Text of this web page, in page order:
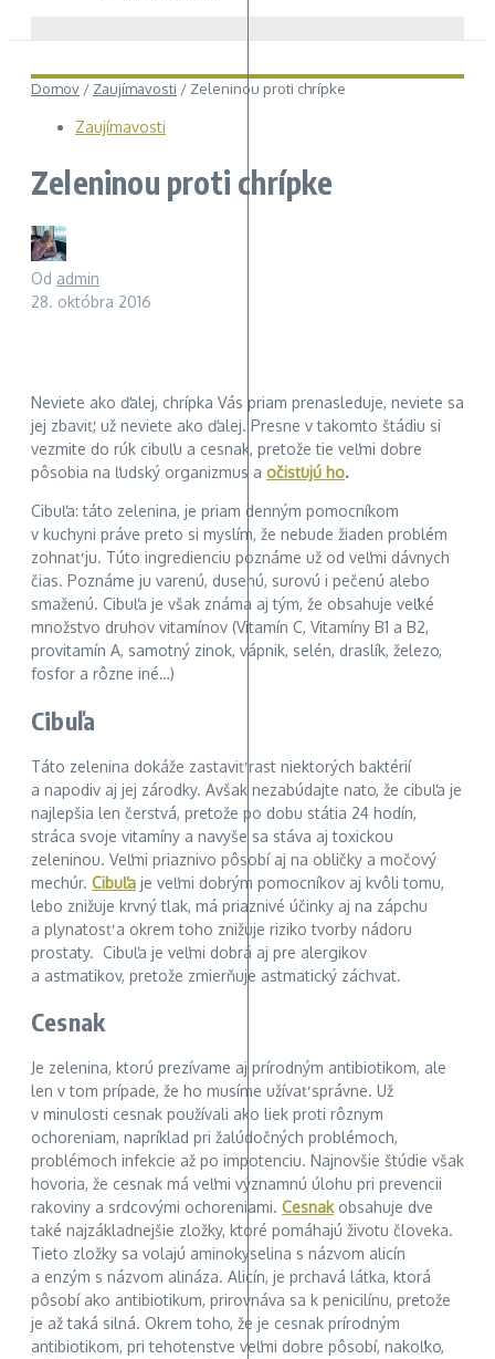
Domov / Zaujímavosti / Zeleninou proti chrípke
Zaujímavosti
Zeleninou proti chrípke
Od admin
28. októbra 2016
Neviete ako ďalej, chrípka Vás priam prenasleduje, neviete sa
jej zbaviť, už neviete ako ďalej. Presne v takomto štádiu si
vezmite do rúk cibuľu a cesnak, pretože tie veľmi dobre
pôsobia na ľudský organizmus a očisťujú ho.
Cibuľa: táto zelenina, je priam denným pomocníkom
v kuchyni práve preto si myslím, že nebude žiaden problém
zohnať ju. Túto ingredienciu poznáme už od veľmi dávnych
čias. Poznáme ju varenú, dusenú, surovú i pečenú alebo
smaženú. Cibuľa je však známa aj tým, že obsahuje veľké
množstvo druhov vitamínov (Vitamín C, Vitamíny B1 a B2,
provitamín A, samotný zinok, vápnik, selén, draslík, železo,
fosfor a rôzne iné…)
Cibuľa
Táto zelenina dokáže zastaviť rast niektorých baktérií
a napodiv aj jej zárodky. Avšak nezabúdajte nato, že cibuľa je
najlepšia len čerstvá, pretože po dobu státia 24 hodín,
stráca svoje vitamíny a navyše sa stáva aj toxickou
zeleninou. Veľmi priaznivo pôsobí aj na obličky a močový
mechúr. Cibuľa je veľmi dobrým pomocníkov aj kvôli tomu,
lebo znižuje krvný tlak, má priaznivé účinky aj na zápchu
a plynatosť a okrem toho znižuje riziko tvorby nádoru
prostaty. Cibuľa je veľmi dobrá aj pre alergikov
a astmatikov, pretože zmierňuje astmatický záchvat.
Cesnak
Je zelenina, ktorú prezívame aj prírodným antibiotikom, ale
len v tom prípade, že ho musíme užívať správne. Už
v minulosti cesnak používali ako liek proti rôznym
ochoreniam, napríklad pri žalúdočných problémoch,
problémoch infekcie až po impotenciu. Najnovšie štúdie však
hovoria, že cesnak má veľmi významnú úlohu pri prevencii
rakoviny a srdcovými ochoreniami. Cesnakobsahuje dve
také najzákladnejšie zložky, ktoré pomáhajú životu človeka.
Tieto zložky sa volajú aminokyselina s názvom alicín
a enzým s názvom alináza. Alicín, je prchavá látka, ktorá
pôsobí ako antibiotikum, prirovnáva sa k penicilínu, pretože
je až taká silná. Okrem toho, že je cesnak prírodným
antibiotikom, pri tehotenstve veľmi dobre pôsobí, nakoľko,